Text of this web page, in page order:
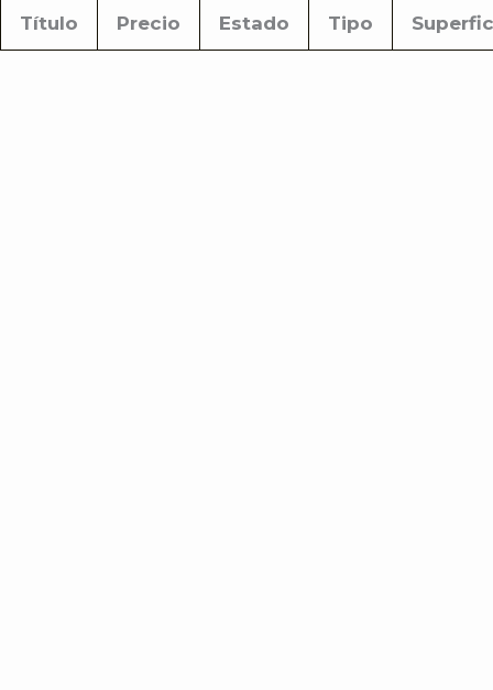
Título Precio Estado Tipo